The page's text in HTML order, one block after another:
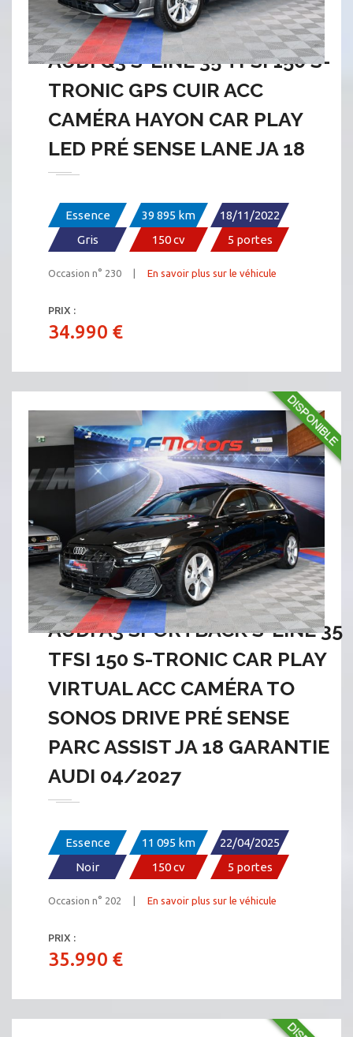
AUDI Q3 S-LINE 35 TFSI 150 S-
TRONIC GPS CUIR ACC
CAMÉRA HAYON CAR PLAY
LED PRÉ SENSE LANE JA 18
Essence 39 895 km
18/11/2022
Gris
150 cv 5 portes
Occasion n° 230 | En savoir plus sur le véhicule
PRIX :
34.990 €
AUDI A3 SPORTBACK S-LINE 35
TFSI 150 S-TRONIC CAR PLAY
VIRTUAL ACC CAMÉRA TO
SONOS DRIVE PRÉ SENSE
PARC ASSIST JA 18 GARANTIE
AUDI 04/2027
Essence 11 095 km
22/04/2025
Noir
150 cv 5 portes
Occasion n° 202 | En savoir plus sur le véhicule
PRIX :
35.990 €